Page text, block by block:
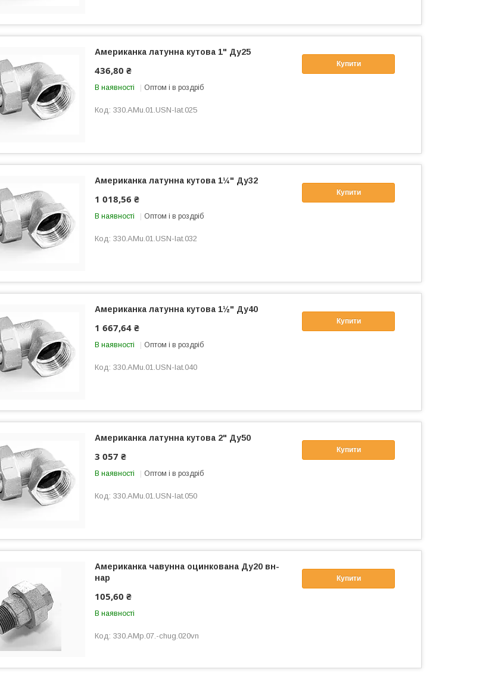
Купити
Американка латунна кутова 1" Ду25
436,80 ₴
В наявності Оптом і в роздріб
330.AMu.01.USN-lat.025
Купити
Американка латунна кутова 1¼" Ду32
1 018,56 ₴
В наявності Оптом і в роздріб
330.AMu.01.USN-lat.032
Купити
Американка латунна кутова 1½" Ду40
1 667,64 ₴
В наявності Оптом і в роздріб
330.AMu.01.USN-lat.040
Купити
Американка латунна кутова 2" Ду50
3 057 ₴
В наявності Оптом і в роздріб
330.AMu.01.USN-lat.050
Купити
Американка чавунна оцинкована Ду20 вн-
нар
105,60 ₴
В наявності
330.AMp.07.-chug.020vn